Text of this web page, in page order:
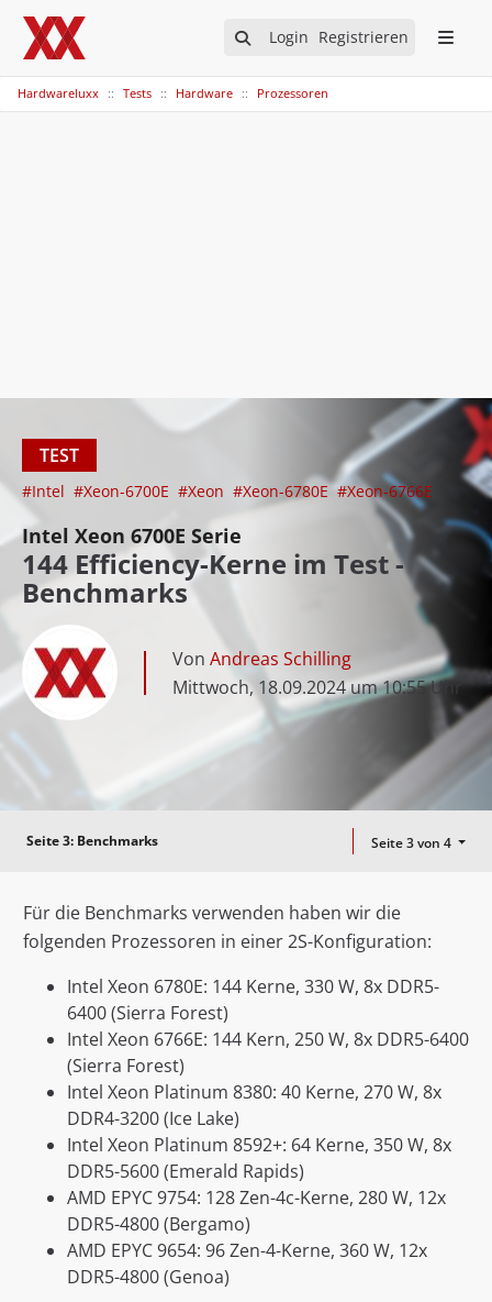
Login Registrieren
Hardwareluxx Tests Hardware Prozessoren
TEST
#Intel #Xeon-6700E #Xeon #Xeon-6780E #Xeon-6766E
Intel Xeon 6700E Serie
144 Efficiency-Kerne im Test -
Benchmarks
Von Andreas Schilling
Mittwoch, 18.09.2024 um 10:55 Uhr
Seite 3: Benchmarks Seite 3 von 4
Für die Benchmarks verwenden haben wir die
folgenden Prozessoren in einer 2S-Konfiguration:
Intel Xeon 6780E: 144 Kerne, 330 W, 8x DDR5-
6400 (Sierra Forest)
Intel Xeon 6766E: 144 Kern, 250 W, 8x DDR5-6400
(Sierra Forest)
Intel Xeon Platinum 8380: 40 Kerne, 270 W, 8x
DDR4-3200 (Ice Lake)
Intel Xeon Platinum 8592+: 64 Kerne, 350 W, 8x
DDR5-5600 (Emerald Rapids)
AMD EPYC 9754: 128 Zen-4c-Kerne, 280 W, 12x
DDR5-4800 (Bergamo)
AMD EPYC 9654: 96 Zen-4-Kerne, 360 W, 12x
DDR5-4800 (Genoa)